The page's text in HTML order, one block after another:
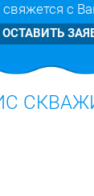
свяжется с
ОСТАВИТЬ